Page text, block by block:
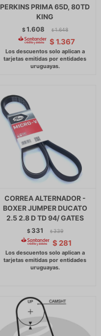
PERKINS PRIMA 65D, 80TD
KING
$1.608 $ 1.648
$ 1.367
CORREA ALTERNADOR -
BOXER JUMPER DUCATO
2.5 2.8 D TD 94/ GATES
$ 331 $ 339
$ 281